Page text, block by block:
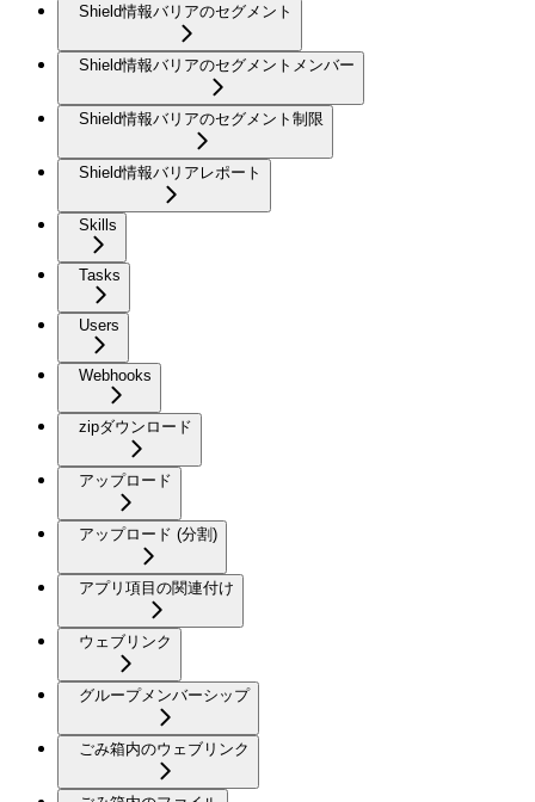
Shield情報バリアのセグメント
Shield情報バリアのセグメントメンバー
Shield情報バリアのセグメント制限
Shield情報バリアレポート
Skills
Tasks
Users
Webhooks
zipダウンロード
アップロード
アップロード (分割)
アプリ項目の関連付け
ウェブリンク
グループメンバーシップ
ごみ箱内のウェブリンク